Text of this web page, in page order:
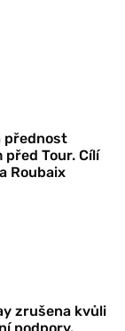
přednost
před Tour. Cílí
Roubaix
zrušena kvůli
podpory.